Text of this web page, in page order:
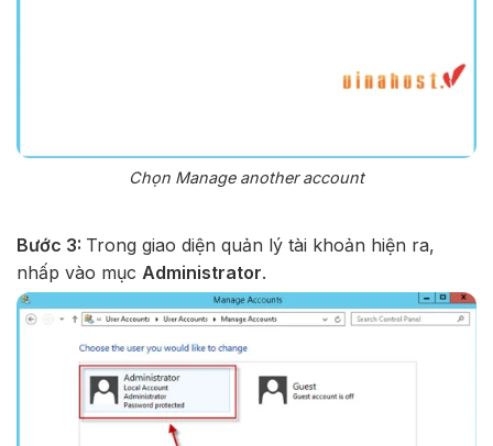
Chọn Manage another account
Bước 3: Trong giao diện quản lý tài khoản hiện ra,
nhấp vào mục Administrator.